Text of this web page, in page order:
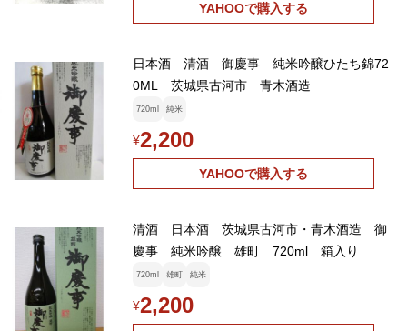
YAHOOで購入する
日本酒 清酒 御慶事 純米吟醸ひたち錦72
0ML 茨城県古河市 青木酒造
720ml 純米
¥2,200
YAHOOで購入する
清酒 日本酒 茨城県古河市・青木酒造 御
慶事 純米吟醸 雄町 720ml 箱入り
720ml 雄町 純米
¥2,200